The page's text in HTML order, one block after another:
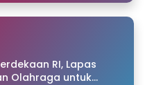
RI, Lapas
Olahraga untuk